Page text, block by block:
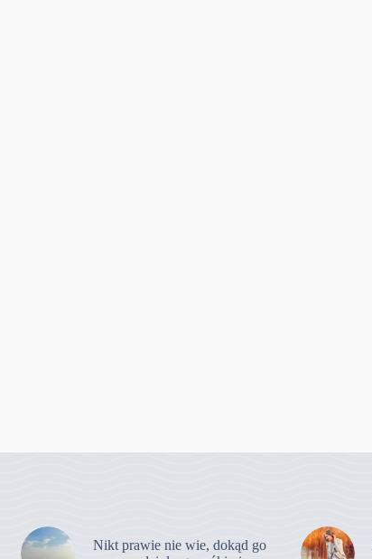
Nikt prawie nie wie, dokąd go